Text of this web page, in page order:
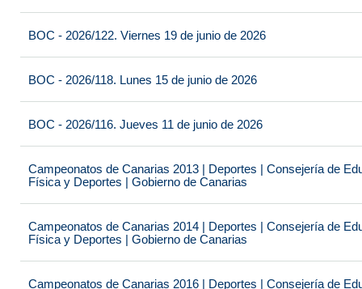
BOC - 2026/122. Viernes 19 de junio de 2026
BOC - 2026/118. Lunes 15 de junio de 2026
BOC - 2026/116. Jueves 11 de junio de 2026
Campeonatos de Canarias 2013 | Deportes | Consejería de
Física y Deportes | Gobierno de Canarias
Campeonatos de Canarias 2014 | Deportes | Consejería de
Física y Deportes | Gobierno de Canarias
Campeonatos de Canarias 2016 | Deportes | Consejería de